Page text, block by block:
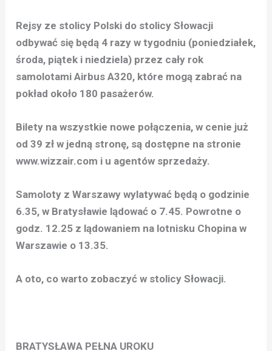
Rejsy ze stolicy Polski do stolicy Słowacji
odbywać się będą 4 razy w tygodniu (poniedziałek,
środa, piątek i niedziela) przez cały rok
samolotami Airbus A320, które mogą zabrać na
pokład około 180 pasażerów.
Bilety na wszystkie nowe połączenia, w cenie już
od 39 zł w jedną stronę, są dostępne na stronie
www.wizzair.com i u agentów sprzedaży.
Samoloty z Warszawy wylatywać będą o godzinie
6.35, w Bratysławie lądować o 7.45. Powrotne o
godz. 12.25 z lądowaniem na lotnisku Chopina w
Warszawie o 13.35.
A oto, co warto zobaczyć w stolicy Słowacji.
BRATYSŁAWA PEŁNA UROKU